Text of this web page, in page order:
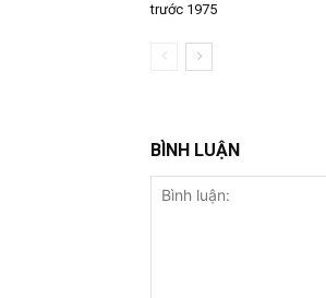
trước 1975
BÌNH LUẬN